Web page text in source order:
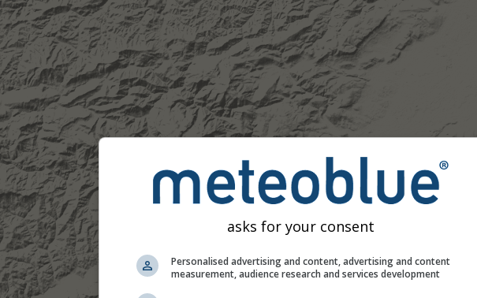
asks for your consent
Personalised advertising and content, advertising and content
measurement, audience research and services development